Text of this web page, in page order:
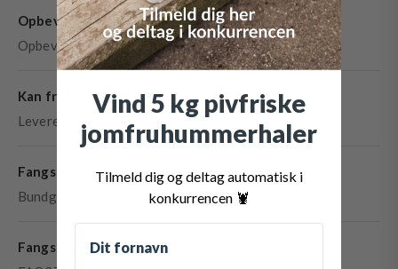
Opbevaring
Opbevares ved højst +2 °C.
Kan fryses?
Leveres fersk og kan fryses
Fangstmetode
Bundgarn (GNS)/OTB
Fangstområde
Vind 5 kg pivfriske
jomfruhummerhaler
Tilmeld dig og deltag automatisk i
konkurrencen 🦞
Fornavn